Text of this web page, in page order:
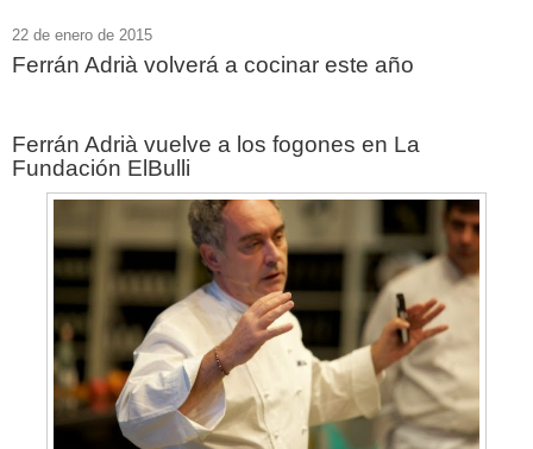
22 de enero de 2015
Ferrán Adrià volverá a cocinar este año
Ferrán Adrià vuelve a los fogones en La
Fundación ElBulli